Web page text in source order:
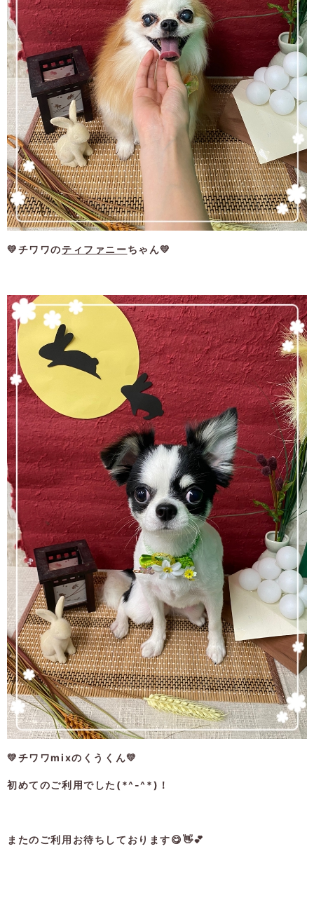
💛チワワのティファニーちゃん💛
💛チワワmixのくうくん💛
初めてのご利用でした(*^-^*)！
またのご利用お待ちしております😋👋💕